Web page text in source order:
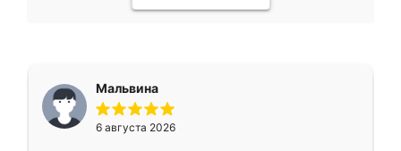
Мальвина
6 августа 2026